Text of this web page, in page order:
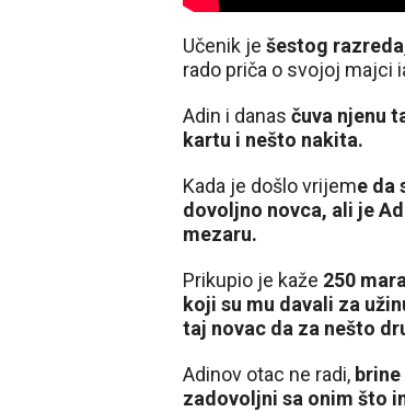
Učenik je šestog
rado priča o svojoj majci
Adin i danas čuva njenu
kartu i nešto nakita.
Kada je došlo vrijeme da
dovoljno novca, ali je
mezaru.
Prikupio je kaže 250
koji su mu davali za
taj novac da za nešto
Adinov otac ne radi,
zadovoljni sa onim što